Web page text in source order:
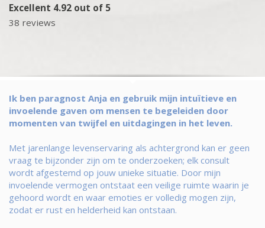
Excellent 4.92 out of 5
38 reviews
Ik ben paragnost Anja en gebruik mijn intuïtieve en
invoelende gaven om mensen te begeleiden door
momenten van twijfel en uitdagingen in het leven.
Met jarenlange levenservaring als achtergrond kan er geen
vraag te bijzonder zijn om te onderzoeken; elk consult
wordt afgestemd op jouw unieke situatie. Door mijn
invoelende vermogen ontstaat een veilige ruimte waarin je
gehoord wordt en waar emoties er volledig mogen zijn,
zodat er rust en helderheid kan ontstaan.